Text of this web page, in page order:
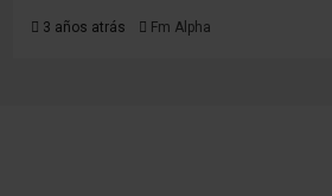
3 años atrás Fm Alpha